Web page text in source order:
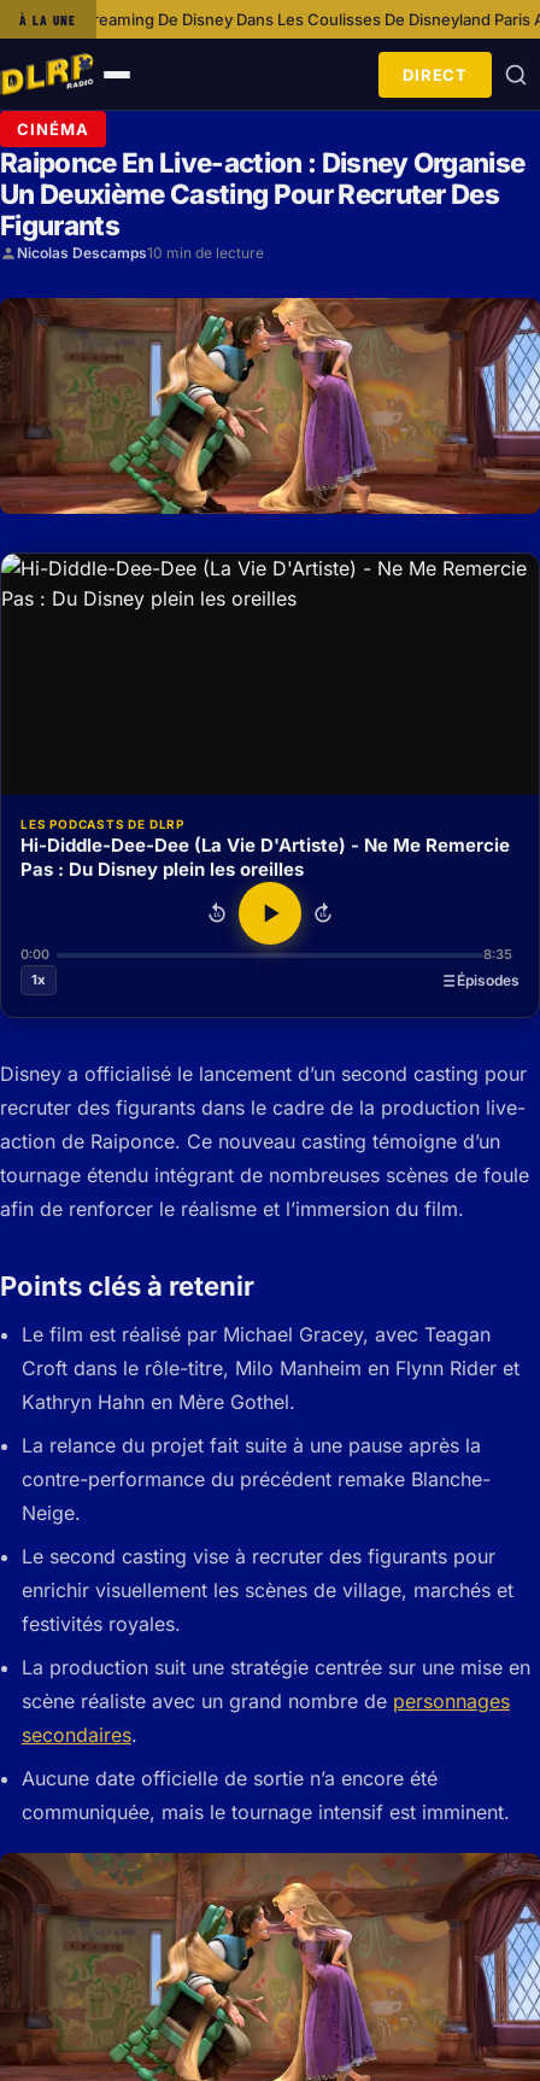
À LA UNE
Disney· Dans Les Coulisses De Disneyland Paris Avec L’équipe
Ouvrir
le
menu
DIRECT
CINÉMA
Raiponce En Live-action : Disney Organise
Un Deuxième Casting Pour Recruter Des
Figurants
Nicolas Descamps10 min de lecture
LES PODCASTS DE DLRP
Hi-Diddle-Dee-Dee (La Vie D'Artiste) - Ne Me Remercie
Pas : Du Disney plein les oreilles
15 15
0:00
8:35
1x
Épisodes
Disney a officialisé le lancement d’un second casting pour
recruter des figurants dans le cadre de la production live-
action de Raiponce. Ce nouveau casting témoigne d’un
tournage étendu intégrant de nombreuses scènes de foule
afin de renforcer le réalisme et l’immersion du film.
Points clés à retenir
Le film est réalisé par Michael Gracey, avec Teagan
Croft dans le rôle-titre, Milo Manheim en Flynn Rider et
Kathryn Hahn en Mère Gothel.
La relance du projet fait suite à une pause après la
contre-performance du précédent remake Blanche-
Neige.
Le second casting vise à recruter des figurants pour
enrichir visuellement les scènes de village, marchés et
festivités royales.
La production suit une stratégie centrée sur une mise en
scène réaliste avec un grand nombre de personnages
secondaires.
Aucune date officielle de sortie n’a encore été
communiquée, mais le tournage intensif est imminent.